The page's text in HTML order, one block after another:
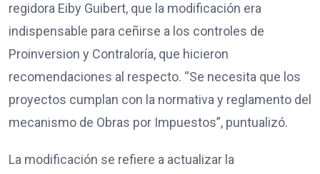
regidora Eiby Guibert, que la modificación era
indispensable para ceñirse a los controles de
Proinversion y Contraloría, que hicieron
recomendaciones al respecto. “Se necesita que los
proyectos cumplan con la normativa y reglamento del
mecanismo de Obras por Impuestos”, puntualizó.
La modificación se refiere a actualizar la